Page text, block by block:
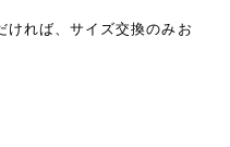
ければ、サイズ交換のみお